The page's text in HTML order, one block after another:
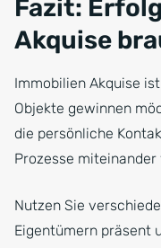
Fazit:
Akquise
Immobilien Akquise
Objekte gewinnen
die persönliche
Prozesse
Nutzen Sie
Eigentümern präsent